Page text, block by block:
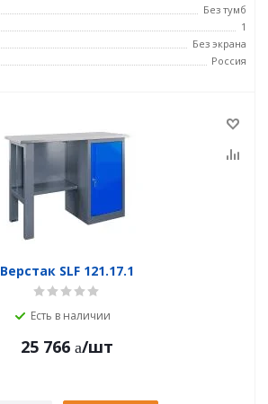
Без тумб
1
Без экрана
Россия
Верстак SLF 121.17.1
Есть в наличии
25 766 /шт